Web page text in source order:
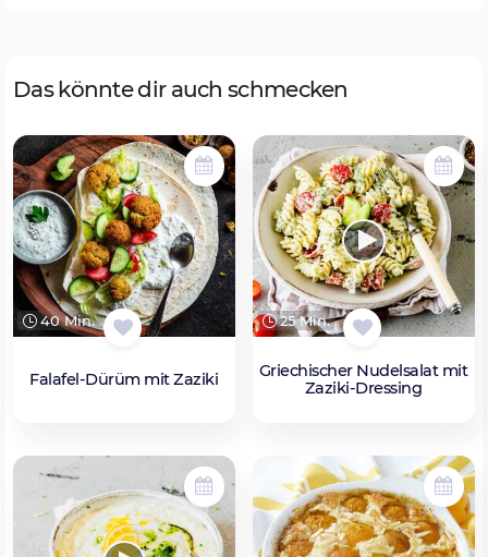
Das könnte dir auch schmecken
40 Min.
Falafel-Dürüm mit Zaziki
25 Min.
Griechischer Nudelsalat mit
Zaziki-Dressing